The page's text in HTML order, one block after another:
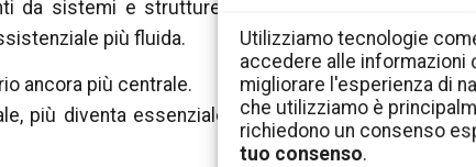
Utilizziamo tecnologie
accedere alle
migliorare l'esperienza di
che utilizziamo è
richiedono un consenso
tuo consenso.
da sistemi e strutture diverse, riducendo oneri
più fluida.
ancora più centrale.
più diventa essenziale sapere se l’infrastruttura